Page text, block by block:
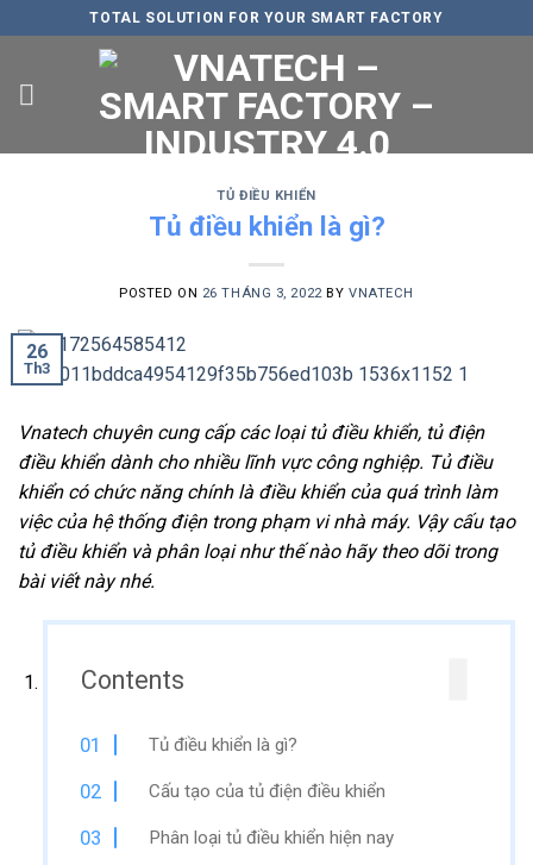
to
TOTAL SOLUTION FOR YOUR SMART FACTORY
TỦ ĐIỀU KHIỂN
Tủ điều khiển là gì?
POSTED ON 26 THÁNG 3, 2022 BY VNATECH
26
Th3
Vnatech chuyên cung cấp các loại tủ điều khiển, tủ điện
điều khiển dành cho nhiều lĩnh vực công nghiệp. Tủ điều
khiển có chức năng chính là điều khiển của quá trình làm
việc của hệ thống điện trong phạm vi nhà máy. Vậy cấu tạo
tủ điều khiển và phân loại như thế nào hãy theo dõi trong
bài viết này nhé.
Contents
Tủ điều khiển là gì?
Cấu tạo của tủ điện điều khiển
Phân loại tủ điều khiển hiện nay